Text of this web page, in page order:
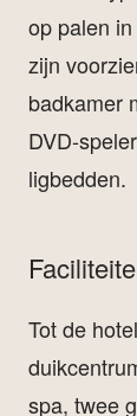
op palen
zijn
badkamer
DVD-
ligbedden.
Tot de
spa, twee